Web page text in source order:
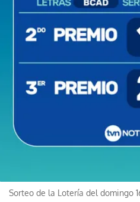
Sorteo de la Lotería del domingo